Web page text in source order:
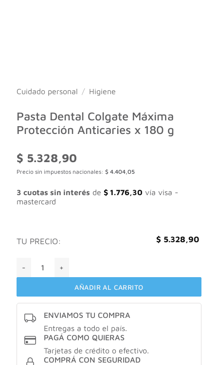
Cuidado personal / Higiene
Pasta Dental Colgate Máxima
Protección Anticaries x 180 g
$ 5.328,90
Precio sin impuestos nacionales: $ 4.404,05
3 cuotas sin interés de $1.776,30 vía visa -
mastercard
TU PRECIO: $ 5.328,90
AÑADIR AL CARRITO
ENVIAMOS TU COMPRA
Entregas a todo el país.
PAGÁ COMO QUIERAS
Tarjetas de crédito o efectivo.
COMPRÁ CON SEGURIDAD